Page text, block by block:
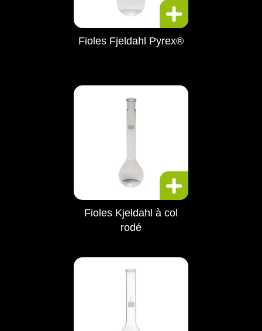
Fioles Fjeldahl Pyrex®
Fioles Kjeldahl à col
rodé